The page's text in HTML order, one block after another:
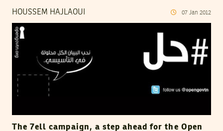
HOUSSEM HAJLAOUI 07 Jan 2012
The 7ell campaign, a step ahead for the Open